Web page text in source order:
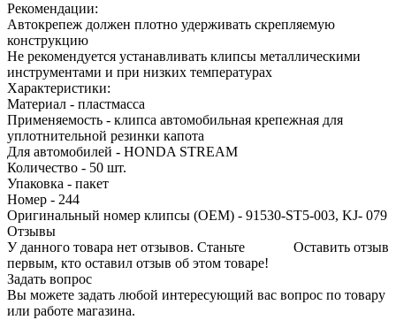
Рекомендации:
Автокрепеж должен плотно удерживать скрепляемую
конструкцию
Не рекомендуется устанавливать клипсы металлическими
инструментами и при низких температурах
Характеристики:
Материал - пластмасса
Применяемость - клипса автомобильная крепежная для
уплотнительной резинки капота
Для автомобилей - HONDA STREAM
Количество - 50 шт.
Упаковка - пакет
Номер - 244
Оригинальный номер клипсы (OEM) - 91530-ST5-003, KJ- 079
Отзывы
Оставить отзыв
У данного товара нет отзывов. Станьте
первым, кто оставил отзыв об этом товаре!
Задать вопрос
Вы можете задать любой интересующий вас вопрос по товару
или работе магазина.